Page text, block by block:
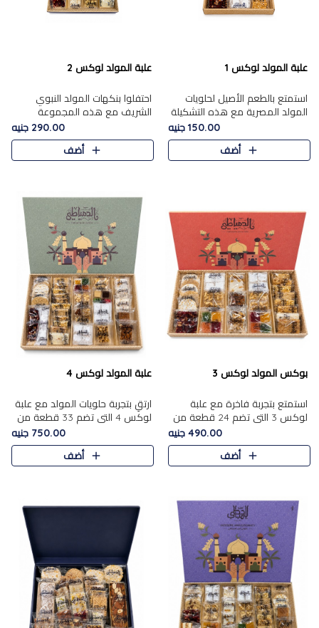
علبة المولد لوكس 1
استمتع بالطعم الأصيل لحلويات
المولد المصرية مع هذه التشكيلة
المختارة بعناية من 9 قطع. تتضمن
التشكيلة جوزرية مع فول،ملبان
150.00 جنيه
أضف
علبة المولد لوكس 2
احتفلوا بنكهات المولد النبوي
الشريف مع هذه المجموعة
الفاخرة المكونة من 19 قطعة،
والتي تم اختيارها بعناية فائقة لتُبرز
تشكيلة واسعة من الحلويات
290.00 جنيه
أضف
بوكس المولد لوكس 3
استمتع بتجربة فاخرة مع علبة
لوكس 3 التي تضم 24 قطعة من
أشهر حلويات المولد الشرقية
المختارة بعناية. تحتوي التشكيلة
على الجزرية بالفول، والملب..
490.00 جنيه
أضف
علبة المولد لوكس 4
ارتقِ بتجربة حلويات المولد مع علبة
لوكس 4 التي تضم 33 قطعة من
تشكيلة فاخرة ومتنوعة من أشهر
الأصناف الشرقية. تحتوي العلبة على
الجزرية بالفول،..
750.00 جنيه
أضف